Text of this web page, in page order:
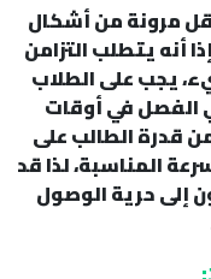
مرونة من أشكال
أنه يتطلب التزامن
يجب على الطلاب
الفصل في أوقات
قدرة الطالب على
المناسبة، لذا قد
إلى حرية الوصول